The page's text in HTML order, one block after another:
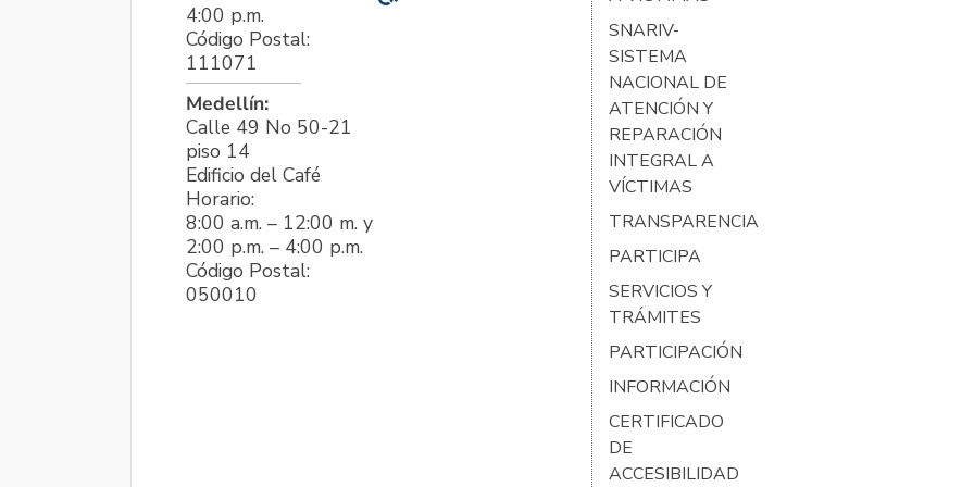
4:00 p.m.
Código Postal:
111071
Medellín:
Calle 49 No 50-21
piso 14
Edificio del Café
Horario:
8:00 a.m. – 12:00 m. y
2:00 p.m. – 4:00 p.m.
Código Postal:
050010
SNARIV-
SISTEMA
NACIONAL DE
ATENCIÓN Y
REPARACIÓN
INTEGRAL A
VÍCTIMAS
TRANSPARENCIA
PARTICIPA
SERVICIOS Y
TRÁMITES
PARTICIPACIÓN
INFORMACIÓN
CERTIFICADO
DE
ACCESIBILIDAD